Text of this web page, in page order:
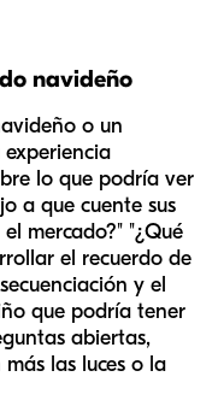
navideño
o un
lo que podría ver
a que cuente sus
mercado?" "¿Qué
el recuerdo de
y el
que podría tener
abiertas,
las luces o la